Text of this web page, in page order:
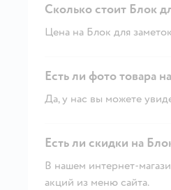
Сколько стоит Блок
Цена на Блок для
Есть ли фото товара
Да, у нас вы можете
Есть ли скидки на
В нашем интернет-
акций из меню сайта.